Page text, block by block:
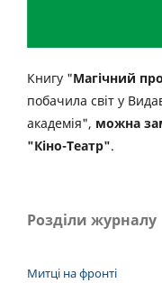
Книгу "Магічний
побачила світ у
академія", можна
"Кіно-Театр".
Розділи журналу
Митці на фронті